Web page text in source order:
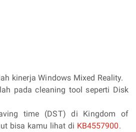
kinerja Windows Mixed Reality.
pada cleaning tool seperti Disk
time (DST) di Kingdom of
bisa kamu lihat di KB4557900.